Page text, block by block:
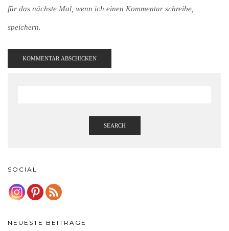
für das nächste Mal, wenn ich einen Kommentar schreibe,
speichern.
SEARCH
SOCIAL
NEUESTE BEITRÄGE